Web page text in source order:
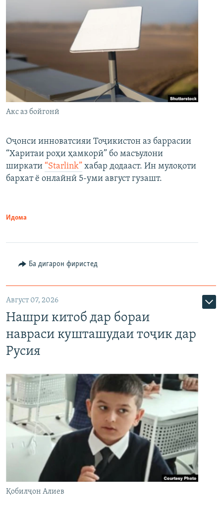
Акс аз бойгонӣ
Оҷонси инноватсияи Тоҷикистон аз баррасии
“Харитаи роҳи ҳамкорӣ” бо масъулони
ширкати “Starlink” хабар додааст. Ин мулоқоти
бархат ё онлайнӣ 5-уми август гузашт.
Идома
Ба дигарон фиристед
Август 07, 2026
Нашри китоб дар бораи
навраси кушташудаи тоҷик дар
Русия
Қобилҷон Алиев